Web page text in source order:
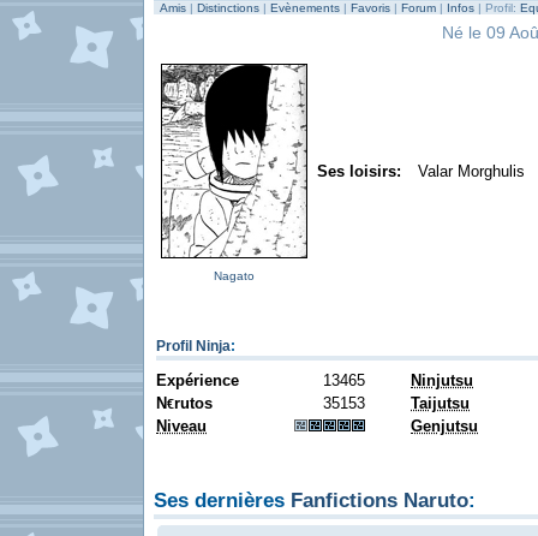
Amis | Distinctions | Evènements | Favoris | Forum | Infos | Profil:
Né le 09
Nagato
Ses loisirs: Valar Morghulis
Profil Ninja:
Expérience 13465
Ninjutsu
N€rutos 35153
Taijutsu
Niveau
Genjutsu
Ses dernières Fanfictions Naruto: